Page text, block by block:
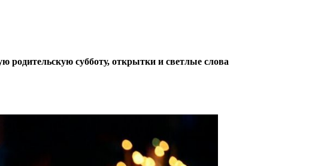
субботу, открытки и светлые слова